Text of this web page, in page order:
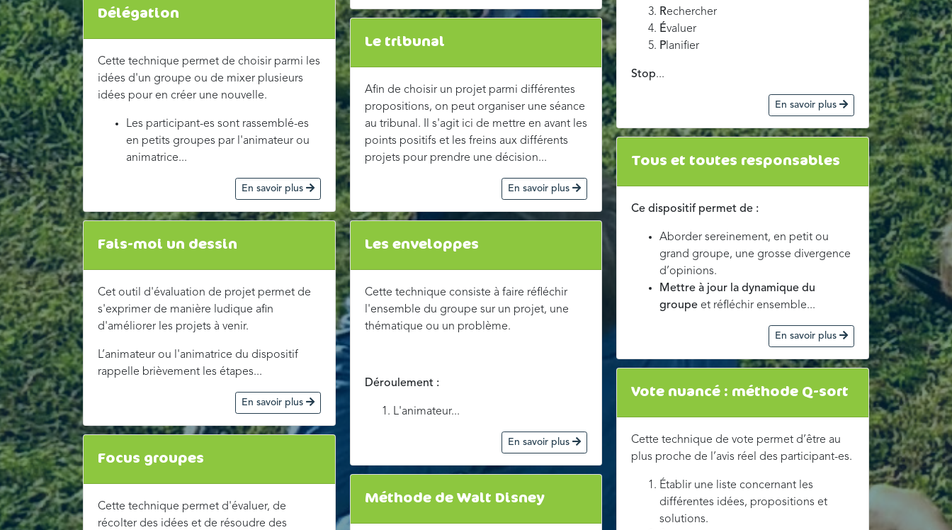
Délégation
Cette technique permet de choisir parmi les
idées d'un groupe ou de mixer plusieurs
idées pour en créer une nouvelle.
Les participant-es sont rassemblé-es
en petits groupes par l'animateur ou
animatrice...
En savoir plus
Fais-moi un dessin
Cet outil d'évaluation de projet permet de
s'exprimer de manière ludique afin
d'améliorer les projets à venir.
L’animateur ou l'animatrice du dispositif
rappelle brièvement les étapes...
En savoir plus
Focus groupes
Cette technique permet d'évaluer, de
récolter des idées et de résoudre des
Le tribunal
Afin de choisir un projet parmi différentes
propositions, on peut organiser une séance
au tribunal. Il s'agit ici de mettre en avant les
points positifs et les freins aux différents
projets pour prendre une décision...
En savoir plus
Les enveloppes
Cette technique consiste à faire réfléchir
l'ensemble du groupe sur un projet, une
thématique ou un problème.
Déroulement :
L'animateur...
En savoir plus
Méthode de Walt Disney
Rechercher
Évaluer
P lanifier
Stop...
En savoir plus
Tous et toutes responsables
Ce dispositif permet de :
Aborder sereinement, en petit ou
grand groupe, une grosse divergence
d’opinions.
Mettre à jour la dynamique du
groupe et réfléchir ensemble...
En savoir plus
Vote nuancé : méthode Q-sort
Cette technique de vote permet d’être au
plus proche de l’avis réel des participant-es.
Établir une liste concernant les
différentes idées, propositions et
solutions.